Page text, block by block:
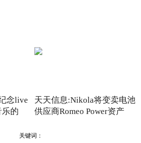
念live
的
天天信息:Nikola将变卖电池
供应商Romeo Power资产
关键词：